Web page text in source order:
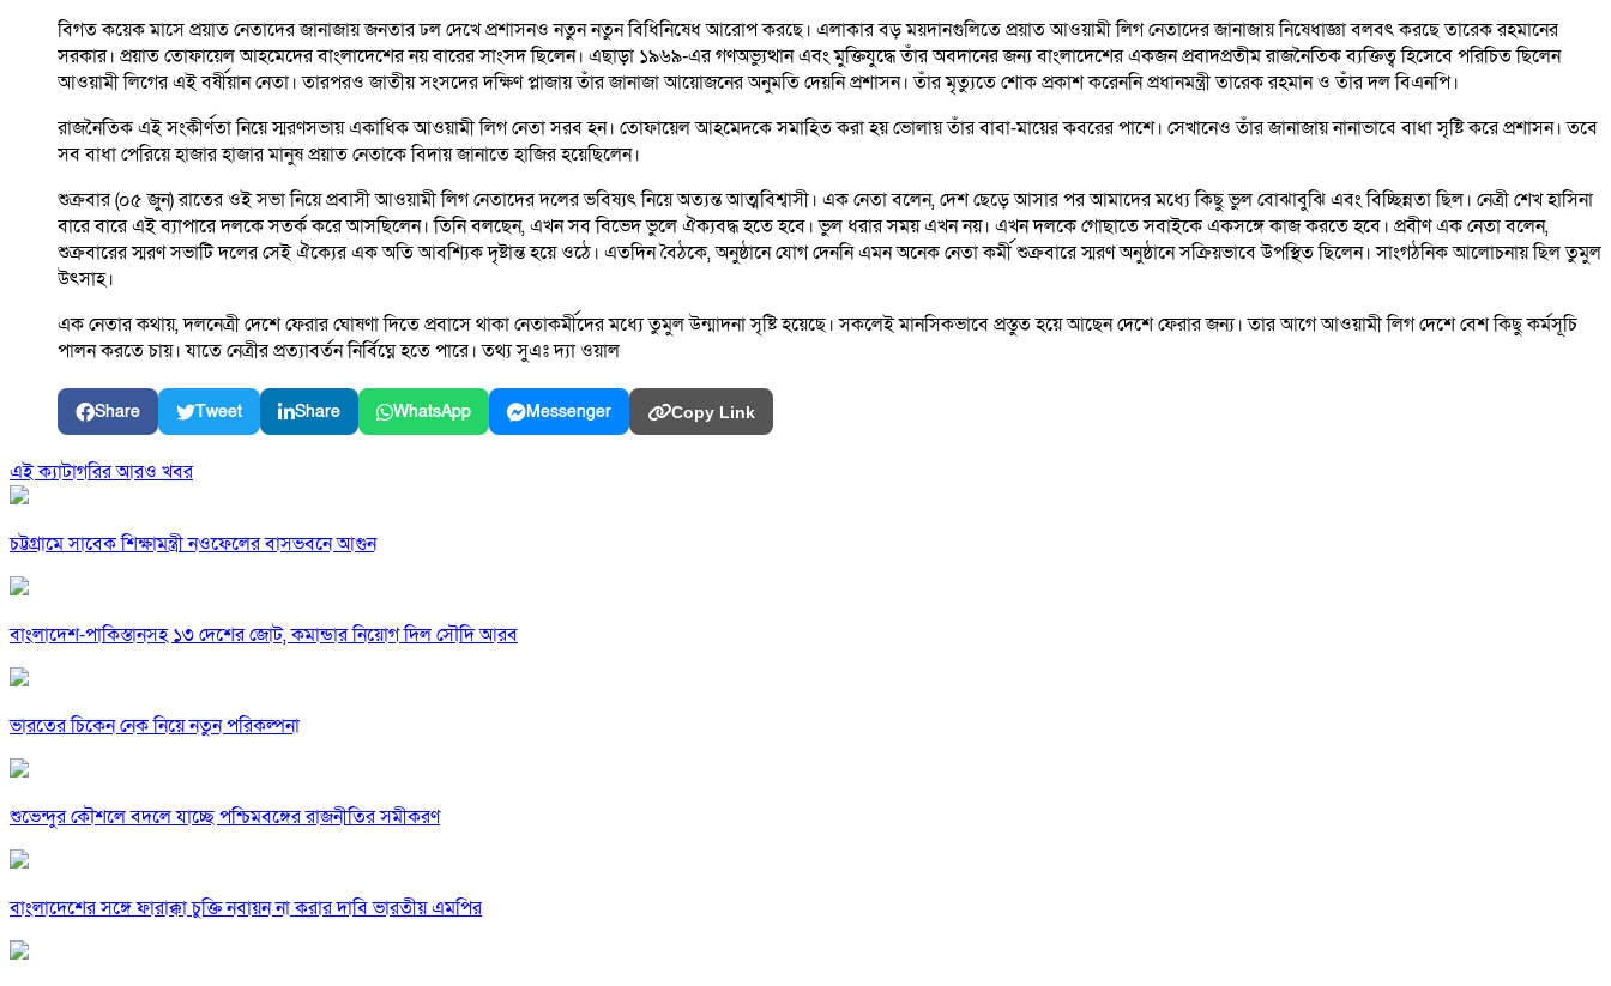
বিগত কয়েক মাসে প্রয়াত নেতাদের জানাজায় জনতার ঢল দেখে প্রশাসনও নতুন নতুন বিধিনিষেধ আরোপ করছে। এলাকার বড় ময়দানগুলিতে প্রয়াত আওয়ামী লিগ নেতাদের জানাজায় নিষেধাজ্ঞা বলবৎ করছে তারেক রহমানের
সরকার। প্রয়াত তোফায়েল আহমেদের বাংলাদেশের নয় বারের সাংসদ ছিলেন। এছাড়া‌ ১৯৬৯-এর গণঅভ্যুত্থান এবং মুক্তিযুদ্ধে তাঁর অবদানের জন্য বাংলাদেশের একজন প্রবাদপ্রতীম রাজনৈতিক ব্যক্তিত্ব হিসেবে পরিচিত ছিলেন
আওয়ামী লিগের এই বর্ষীয়ান নেতা। তারপরও জাতীয় সংসদের দক্ষিণ প্লাজায় তাঁর জানাজা আয়োজনের অনুমতি দেয়নি প্রশাসন। তাঁর মৃত্যুতে শোক প্রকাশ করেননি প্রধানমন্ত্রী তারেক রহমান ও তাঁর দল বিএনপি।
রাজনৈতিক এই সংকীর্ণতা নিয়ে স্মরণসভায় একাধিক আওয়ামী লিগ নেতা সরব হন। তোফায়েল আহমেদকে সমাহিত করা হয় ভোলায় তাঁর বাবা-মায়ের কবরের পাশে। সেখানেও তাঁর জানাজায় নানাভাবে বাধা সৃষ্টি করে প্রশাসন। তবে
সব বাধা পেরিয়ে হাজার হাজার মানুষ প্রয়াত নেতাকে বিদায় জানাতে হাজির হয়েছিলেন।
শুক্রবার (০৫ জুন) রাতের ওই সভা নিয়ে প্রবাসী আওয়ামী লিগ নেতাদের দলের ভবিষ্যৎ নিয়ে অত্যন্ত আত্মবিশ্বাসী। এক নেতা বলেন, দেশ ছেড়ে আসার পর আমাদের মধ্যে কিছু ভুল বোঝাবুঝি এবং বিচ্ছিন্নতা ছিল। নেত্রী শেখ হাসিনা
বারে বারে এই ব্যাপারে দলকে সতর্ক করে আসছিলেন। তিনি বলছেন, এখন সব বিভেদ ভুলে ঐক্যবদ্ধ হতে হবে। ভুল ধরার সময় এখন নয়। এখন দলকে গোছাতে সবাইকে একসঙ্গে কাজ করতে হবে। প্রবীণ এক নেতা বলেন,
শুক্রবারের স্মরণ সভাটি দলের সেই ঐক্যের এক অতি আবশ্যিক দৃষ্টান্ত হয়ে ওঠে। এতদিন বৈঠকে, অনুষ্ঠানে যোগ দেননি এমন অনেক নেতা কর্মী শুক্রবারে স্মরণ অনুষ্ঠানে সক্রিয়ভাবে উপস্থিত ছিলেন। সাংগঠনিক আলোচনায় ছিল তুমুল
উৎসাহ।
এক নেতার কথায়, দলনেত্রী দেশে ফেরার ঘোষণা দিতে প্রবাসে থাকা নেতাকর্মীদের মধ্যে তুমুল উন্মাদনা সৃষ্টি হয়েছে। সকলেই মানসিকভাবে প্রস্তুত হয়ে আছেন দেশে ফেরার জন্য। তার আগে আওয়ামী লিগ দেশে বেশ কিছু কর্মসূচি
পালন করতে চায়। যাতে নেত্রীর প্রত্যাবর্তন নির্বিঘ্নে হতে পারে। তথ্য সুএঃ দ্যা ওয়াল
Share Tweet Share WhatsApp Messenger Copy Link
এই ক্যাটাগরির আরও খবর
চট্টগ্রামে সাবেক শিক্ষামন্ত্রী নওফেলের বাসভবনে আগুন
বাংলাদেশ-পাকিস্তানসহ ১৩ দেশের জোট, কমান্ডার নিয়োগ দিল সৌদি আরব
ভারতের চিকেন নেক নিয়ে নতুন পরিকল্পনা
শুভেন্দুর কৌশলে বদলে যাচ্ছে পশ্চিমবঙ্গের রাজনীতির সমীকরণ
বাংলাদেশের সঙ্গে ফারাক্কা চুক্তি নবায়ন না করার দাবি ভারতীয় এমপির